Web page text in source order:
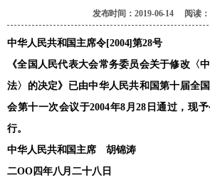
发布时间：2019-06-14 阅读：
中华人民共和国主席令[2004]第28号
《全国人民代表大会常务委员会关于修改〈
法〉的决定》已由中华人民共和国第十届全
会第十一次会议于2004年8月28日通过，现
行。
中华人民共和国主席 胡锦涛
二OO四年八月二十八日